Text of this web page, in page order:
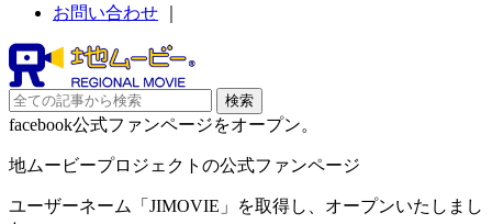
お問い合わせ
facebook公式ファンページをオープン。
地ムービープロジェクトの公式ファンページ
ユーザーネーム「JIMOVIE」を取得し、オープンいたしまし